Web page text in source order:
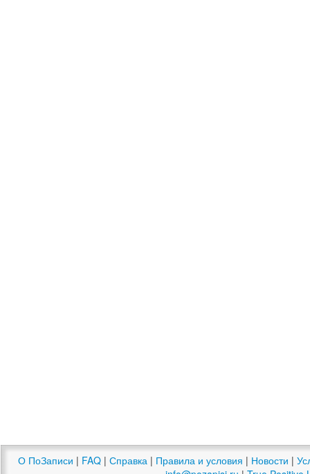
О ПоЗаписи | FAQ | Справка | Правила и условия | Новости |